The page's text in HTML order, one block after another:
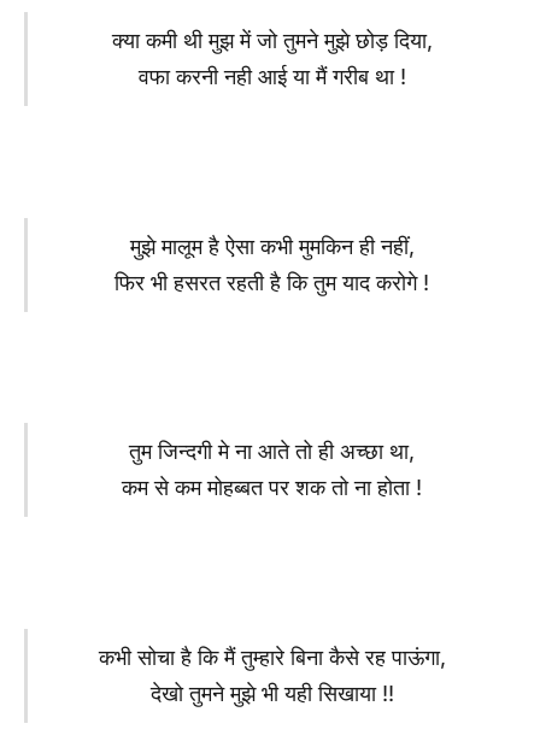
क्या कमी थी मुझ में जो तुमने मुझे छोड़ दिया,
वफा करनी नही आई या मैं गरीब था !
मुझे मालूम है ऐसा कभी मुमकिन ही नहीं,
फिर भी हसरत रहती है कि तुम याद करोगे !
तुम जिन्दगी मे ना आते तो ही अच्छा था,
कम से कम मोहब्बत पर शक तो ना होता !
कभी सोचा है कि मैं तुम्हारे बिना कैसे रह पाऊंगा,
देखो तुमने मुझे भी यही सिखाया !!